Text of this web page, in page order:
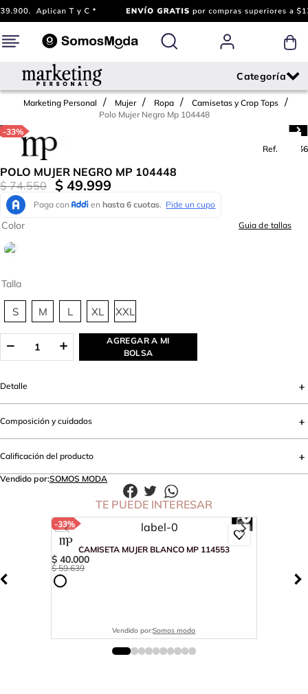
Marketing Personal Mujer Ropa
Camisetas y Crop Tops
Polo Mujer Negro Mp 104448
-33%
Ref.
775736
POLO MUJER NEGRO MP 104448
$ 74.550 $ 49.999
Talla
S M L XL XXL
Color Guia de tallas
AGREGAR A MI
BOLSA
Detalle
Composición y cuidados
Calificación del producto
Vendido por:SOMOS MODA
TE PUEDE INTERESAR
-33%
CAMISETA MUJER BLANCO MP 114553
$ 40.000
$ 59.639
Vendido por:Somos moda